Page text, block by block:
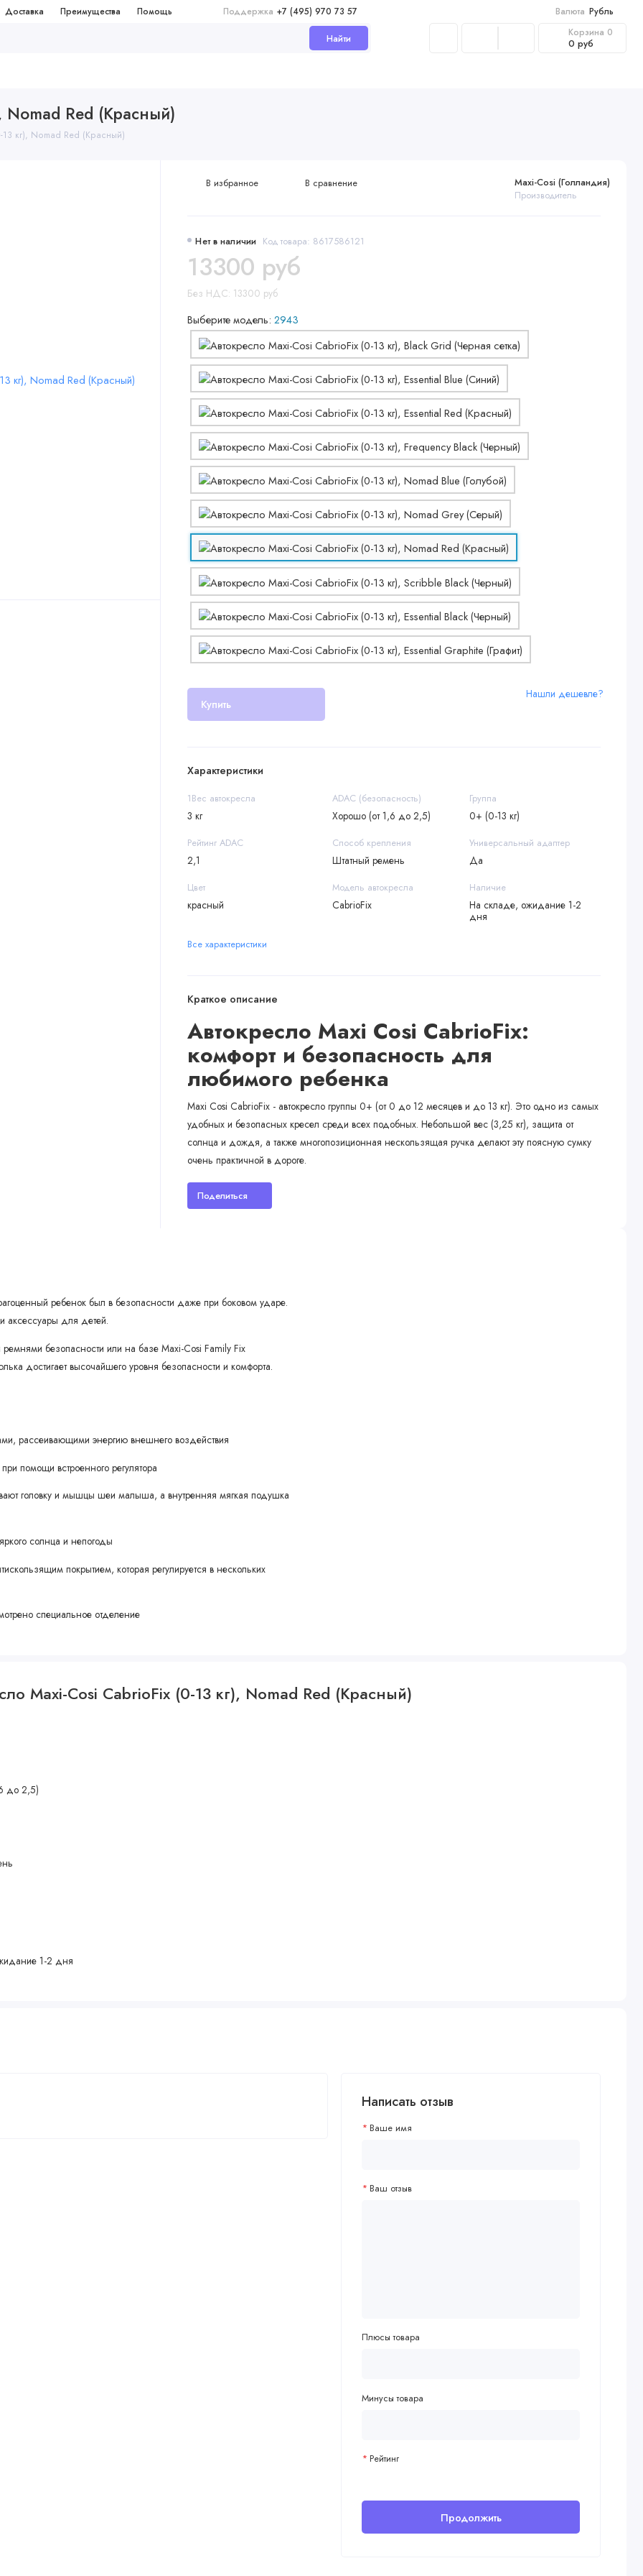
Доставка Преимущества Помощь Поддержка +7 (495) 970 73 57 Валюта Рубль
Найти Корзина 0
0 руб
Nomad Red (Красный)
кг), Nomad Red (Красный)
Нет в наличии Код товара: 8617586121
Maxi-Cosi (Голландия)
Производитель
13300 руб
Без НДС: 13300 руб
Выберите модель: 2943
Купить
Нашли дешевле?
В избранное В сравнение
Характеристики
1Вес автокресла
3 кг
ADAC (безопасность)
Хорошо (от 1,6 до 2,5)
Группа
0+ (0-13 кг)
Рейтинг ADAC
2,1
Способ крепления
Штатный ремень
Универсальный адаптер
Да
Цвет
красный
Модель автокресла
CabrioFix
Наличие
На складе, ожидание 1-2
дня
Все характеристики
Краткое описание
Автокресло Maxi Cosi CabrioFix:
комфорт и безопасность для
любимого ребенка
Maxi Cosi CabrioFix - автокресло группы 0+ (от 0 до 12 месяцев и до 13 кг). Это одно из самых
удобных и безопасных кресел среди всех подобных. Небольшой вес (3,25 кг), защита от
солнца и дождя, а также многопозиционная нескользящая ручка делают эту поясную сумку
очень практичной в дороге.
Поделиться
ребенок был в безопасности даже при боковом ударе.
аксессуары для детей.
безопасности или на базе Maxi-Cosi Family Fix
достигает высочайшего уровня безопасности и комфорта.
рассеивающими энергию внешнего воздействия
помощи встроенного регулятора
головку и мышцы шеи малыша, а внутренняя мягкая подушка
солнца и непогоды
покрытием, которая регулируется в нескольких
специальное отделение
положение
Maxi-Cosi CabrioFix (0-13 кг), Nomad Red (Красный)
до 2,5)
1-2 дня
Написать отзыв
Ваше имя
Ваш отзыв
Плюсы товара
Минусы товара
Рейтинг
Продолжить